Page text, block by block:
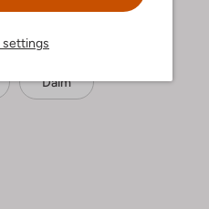
settings
Daim